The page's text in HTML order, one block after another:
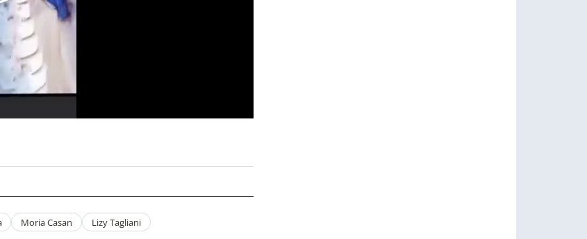
Moria Casan Lizy Tagliani